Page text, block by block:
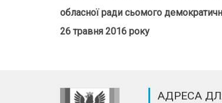
обласної ради сьомого
26 травня 2016 року
АДРЕСА